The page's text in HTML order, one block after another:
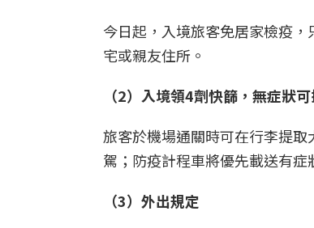
今日起，入境旅客免居家檢疫
宅或親友住所。
（2）入境領4劑快篩，無症狀
旅客於機場通關時可在行李提
駕；防疫計程車將優先載送有症
（3）外出規定